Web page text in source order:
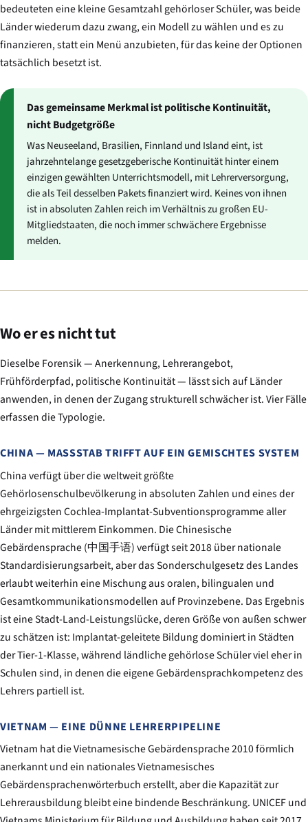
bedeuteten eine kleine Gesamtzahl gehörloser Schüler, was beide
Länder wiederum dazu zwang, ein Modell zu wählen und es zu
finanzieren, statt ein Menü anzubieten, für das keine der Optionen
tatsächlich besetzt ist.
Das gemeinsame Merkmal ist politische Kontinuität,
nicht Budgetgröße
Was Neuseeland, Brasilien, Finnland und Island eint, ist
jahrzehntelange gesetzgeberische Kontinuität hinter einem
einzigen gewählten Unterrichtsmodell, mit Lehrerversorgung,
die als Teil desselben Pakets finanziert wird. Keines von ihnen
ist in absoluten Zahlen reich im Verhältnis zu großen EU-
Mitgliedstaaten, die noch immer schwächere Ergebnisse
melden.
Wo er es nicht tut
Dieselbe Forensik — Anerkennung, Lehrerangebot,
Frühförderpfad, politische Kontinuität — lässt sich auf Länder
anwenden, in denen der Zugang strukturell schwächer ist. Vier Fälle
erfassen die Typologie.
CHINA — MASSSTAB TRIFFT AUF EIN GEMISCHTES SYSTEM
China verfügt über die weltweit größte
Gehörlosenschulbevölkerung in absoluten Zahlen und eines der
ehrgeizigsten Cochlea-Implantat-Subventionsprogramme aller
Länder mit mittlerem Einkommen. Die Chinesische
Gebärdensprache (中国手语) verfügt seit 2018 über nationale
Standardisierungsarbeit, aber das Sonderschulgesetz des Landes
erlaubt weiterhin eine Mischung aus oralen, bilingualen und
Gesamtkommunikationsmodellen auf Provinzebene. Das Ergebnis
ist eine Stadt-Land-Leistungslücke, deren Größe von außen schwer
zu schätzen ist: Implantat-geleitete Bildung dominiert in Städten
der Tier-1-Klasse, während ländliche gehörlose Schüler viel eher in
Schulen sind, in denen die eigene Gebärdensprachkompetenz des
Lehrers partiell ist.
VIETNAM — EINE DÜNNE LEHRERPIPELINE
Vietnam hat die Vietnamesische Gebärdensprache 2010 förmlich
anerkannt und ein nationales Vietnamesisches
Gebärdensprachenwörterbuch erstellt, aber die Kapazität zur
Lehrerausbildung bleibt eine bindende Beschränkung. UNICEF und